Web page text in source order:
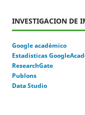
INVESTIGACION DE
Google acadèmico
Estadisticas
ResearchGate
Publons
Data Studio